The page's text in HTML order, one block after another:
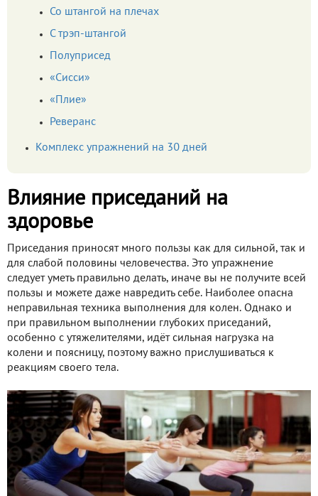
Со штангой на плечах
С трэп-штангой
Полуприсед
«Сисси»
«Плие»
Реверанс
Комплекс упражнений на 30 дней
Влияние приседаний на
здоровье
Приседания приносят много пользы как для сильной, так и
для слабой половины человечества. Это упражнение
следует уметь правильно делать, иначе вы не получите всей
пользы и можете даже навредить себе. Наиболее опасна
неправильная техника выполнения для колен. Однако и
при правильном выполнении глубоких приседаний,
особенно с утяжелителями, идёт сильная нагрузка на
колени и поясницу, поэтому важно прислушиваться к
реакциям своего тела.